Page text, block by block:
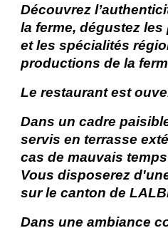
Découvrez
la ferme, dégustez
et les spécialités
productions de la
Le restaurant est
Dans un cadre
servis en terrasse
cas de mauvais
Vous disposerez
sur le canton de
Dans une ambiance